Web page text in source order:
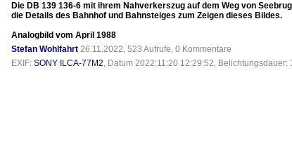
Die DB 139 136-6 mit ihrem Nahverkerszug auf dem Weg von
die Details des Bahnhof und Bahnsteiges zum Zeigen dieses Bildes.
Analogbild vom April 1988
Stefan Wohlfahrt 26.11.2022, 523 Aufrufe, 0 Kommentare
EXIF: SONY ILCA-77M2, Datum 2022:11:20 12:29:52,